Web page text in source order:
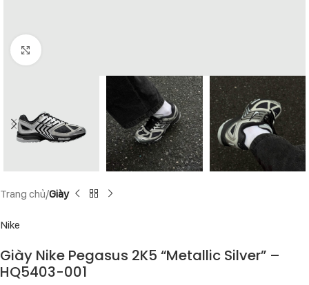
Click to enlarge
Trang chủ Giày
Nike
Giày Nike Pegasus 2K5 “Metallic Silver” –
HQ5403-001